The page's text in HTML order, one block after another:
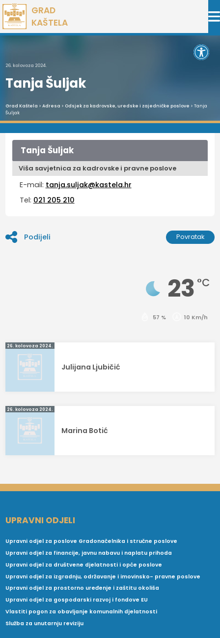
Preskoči
na
sadržaj
GRAD
KAŠTELA
26. kolovoza 2024.
Tanja Šuljak
Grad Kaštela > Adresa > Odsjek za kadrovske, uredske i zajedničke poslove > Tanja
Šuljak
Tanja Šuljak
Viša savjetnica za kadrovske i pravne poslove
E-mail: tanja.suljak@kastela.hr
Tel: 021 205 210
Podijeli Povratak
23 °C
57 % 10 Km/h
Navigacija
objava
26. kolovoza 2024.
Julijana Ljubičić
26. kolovoza 2024.
Marina Botić
UPRAVNI ODJELI
Upravni odjel za poslove Gradonačelnika i stručne poslove
Upravni odjel za financije, javnu nabavu i naplatu prihoda
Upravni odjel za društvene djelatnosti i opće poslove
Upravni odjel za izgradnju, održavanje i imovinsko- pravne poslove
Upravni odjel za prostorno uređenje i zaštitu okoliša
Upravni odjel za gospodarski razvoj i fondove EU
Vlastiti pogon za obavljanje komunalnih djelatnosti
Služba za unutarnju reviziju